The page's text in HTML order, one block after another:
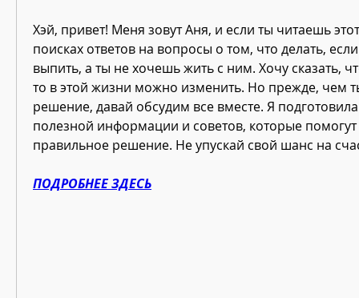
Хэй, привет! Меня зовут Аня, и если ты читаешь
поисках ответов на вопросы о том, что делать,
выпить, а ты не хочешь жить с ним. Хочу сказать,
то в этой жизни можно изменить. Но прежде, чем
решение, давай обсудим все вместе. Я
полезной информации и советов, которые помогут
правильное решение. Не упускай свой шанс на
ПОДРОБНЕЕ ЗДЕСЬ